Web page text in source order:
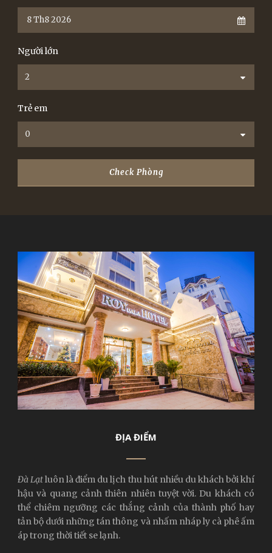
Người lớn
Trẻ em
ĐỊA ĐIỂM
Đà Lạtluôn là điểm du lịch thu hút nhiều du khách bởi khí
hậu và quang cảnh thiên nhiên tuyệt vời. Du khách có
thể chiêm ngưỡng các thắng cảnh của thành phố hay
tản bộ dưới những tán thông và nhấm nháp ly cà phê ấm
áp trong thời tiết se lạnh.